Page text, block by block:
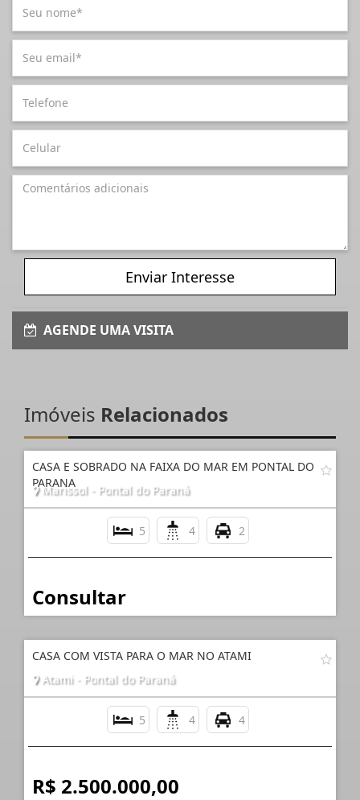
Enviar Interesse
AGENDE UMA VISITA
Imóveis Relacionados
CASA E SOBRADO NA FAIXA DO MAR EM PONTAL DO
PARANA
Marissol - Pontal do Paraná
5 4 2
Consultar
CASA COM VISTA PARA O MAR NO ATAMI
Atami - Pontal do Paraná
5 4 4
R$ 2.500.000,00